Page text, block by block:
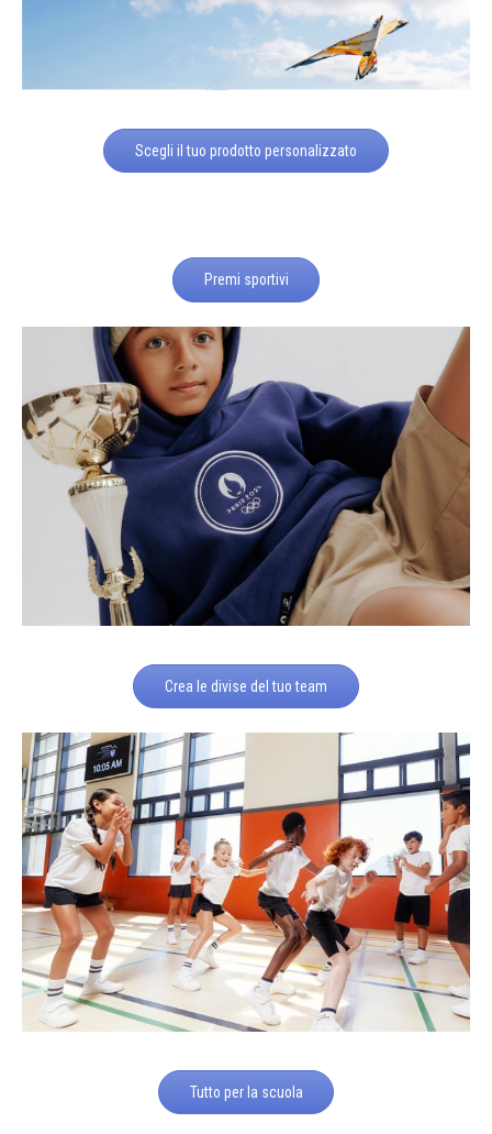
Scegli il tuo prodotto personalizzato
Premi sportivi
Crea le divise del tuo team
Tutto per la scuola